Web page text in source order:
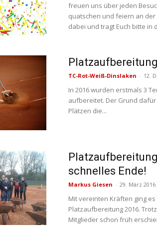
freuen uns über jeden
quatschen und feiern an der
dabei und tragt Euch bitte in
TC-Rot-Weiß-Dinslaken - 12.
In 2016 wurden erstmals 3
aufbereitet. Der Grund
Plätzen die...
schnelles Ende!
Markus Giesen - 29. März 2016
Mit vereinten Kräften ging
Platzaufbereitung 2016.
Mitglieder schon früh